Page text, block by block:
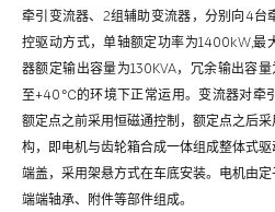
牵引变流器、2组辅助变流器，分别向4台
控驱动方式，单轴额定功率为1400kW,最
器额定输出容量为130KVA，冗余输出容
至+40℃的环境下正常运用。变流器对牵
额定点之前采用恒磁通控制，额定点之后
构，即电机与齿轮箱合成一体组成整体式
端盖，采用架悬方式在车底安装。电机由
端端轴承、附件等部件组成。